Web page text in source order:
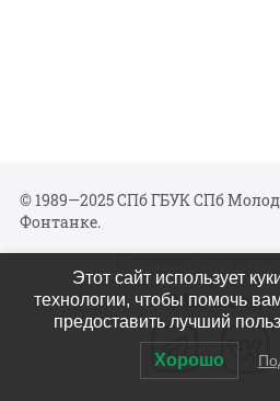
© 1989—2025 СПб ГБУК СПб
Фонтанке.
Политика
Мы в
Этот сайт использует
технологии, чтобы помочь
предоставить лучший
Хорошо